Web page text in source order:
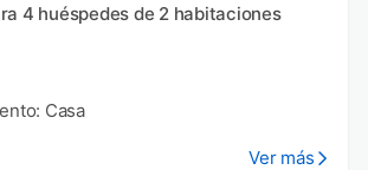
4 huéspedes de 2 habitaciones
Casa
Ver más